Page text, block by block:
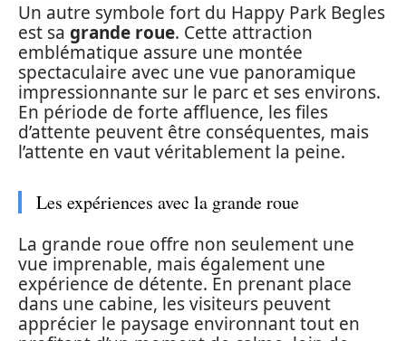
Un autre symbole fort du Happy Park Begles
est sa grande roue. Cette attraction
emblématique assure une montée
spectaculaire avec une vue panoramique
impressionnante sur le parc et ses environs.
En période de forte affluence, les files
d’attente peuvent être conséquentes, mais
l’attente en vaut véritablement la peine.
Les expériences avec la grande roue
La grande roue offre non seulement une
vue imprenable, mais également une
expérience de détente. En prenant place
dans une cabine, les visiteurs peuvent
apprécier le paysage environnant tout en